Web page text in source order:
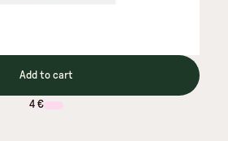
Add to cart
4 €